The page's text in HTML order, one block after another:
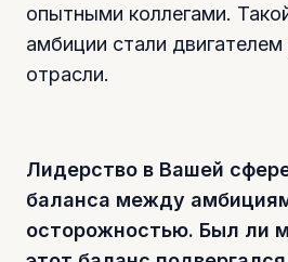
опытными коллегами.
амбиции стали двигателем
отрасли.
Лидерство в Вашей
баланса между
осторожностью. Был ли